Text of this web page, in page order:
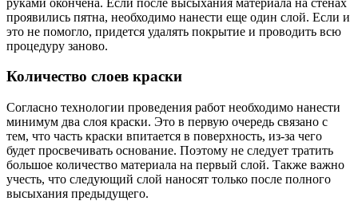
проявились пятна, необходимо нанести еще один слой. Если и
это не помогло, придется удалять покрытие и проводить всю
процедуру заново.
Количество слоев краски
Согласно технологии проведения работ необходимо нанести
минимум два слоя краски. Это в первую очередь связано с
тем, что часть краски впитается в поверхность, из-за чего
будет просвечивать основание. Поэтому не следует тратить
большое количество материала на первый слой. Также важно
учесть, что следующий слой наносят только после полного
высыхания предыдущего.